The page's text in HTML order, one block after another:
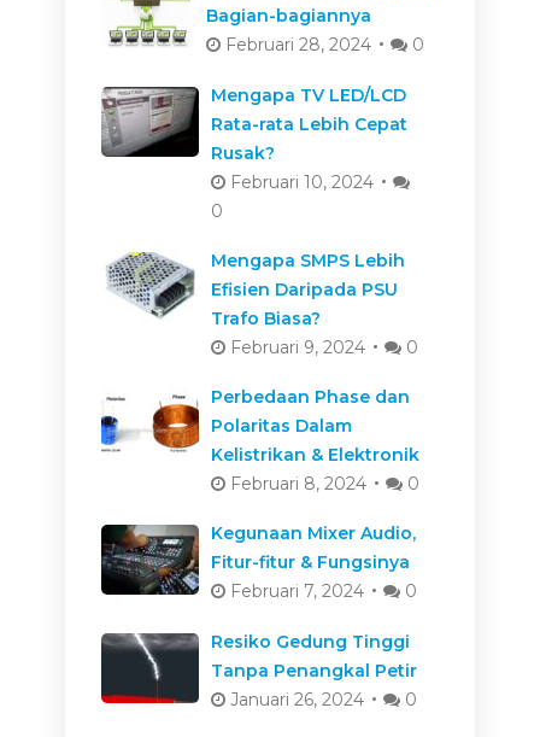
Bagian-bagiannya
Februari 28, 2024
0
Mengapa TV LED/LCD
Rata-rata Lebih Cepat
Rusak?
Februari 10, 2024
0
Mengapa SMPS Lebih
Efisien Daripada PSU
Trafo Biasa?
Februari 9, 2024
0
Perbedaan Phase dan
Polaritas Dalam
Kelistrikan & Elektronik
Februari 8, 2024
0
Kegunaan Mixer Audio,
Fitur-fitur & Fungsinya
Februari 7, 2024
0
Resiko Gedung Tinggi
Tanpa Penangkal Petir
Januari 26, 2024
0